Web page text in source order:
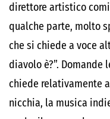
direttore artistico
qualche parte, molto
che si chiede a voce
diavolo è?”.
chiede relativamente
nicchia, la musica